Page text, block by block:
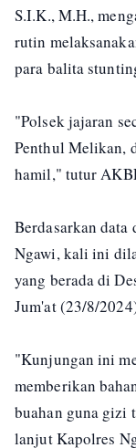
S.I.K., M.H.,
rutin
para balita
"Polsek jajaran
Penthul Melikan,
hamil," tutur
Berdasarkan data
Ngawi, kali ini
yang berada di
Jum'at (23/8/
"Kunjungan ini
memberikan
buahan guna gizi
lanjut Kapolres